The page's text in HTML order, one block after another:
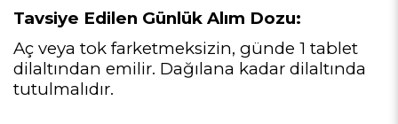
Tavsiye Edilen Günlük Alım Dozu:
Aç veya tok farketmeksizin, günde 1 tablet
dilaltından emilir. Dağılana kadar dilaltında
tutulmalıdır.